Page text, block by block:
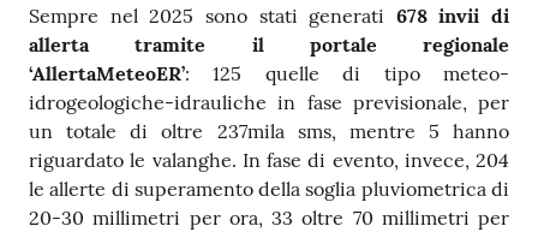
Sempre nel 2025 sono stati generati 678 invii di
allerta tramite il portale regionale
‘AllertaMeteoER’: 125 quelle di tipo meteo-
idrogeologiche-idrauliche in fase previsionale, per
un totale di oltre 237mila sms, mentre 5 hanno
riguardato le valanghe. In fase di evento, invece, 204
le allerte di superamento della soglia pluviometrica di
20-30 millimetri per ora, 33 oltre 70 millimetri per